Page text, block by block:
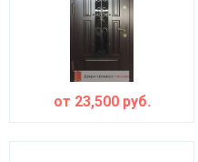
от 23,500руб.